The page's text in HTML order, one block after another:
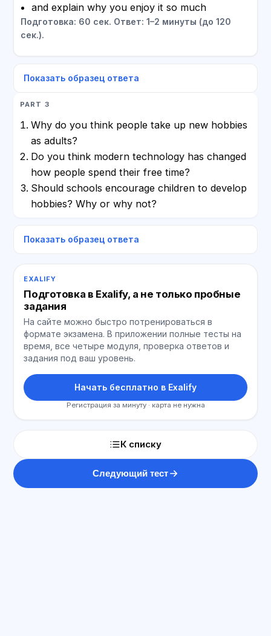
and explain why you enjoy it so much
Подготовка: 60 сек. Ответ: 1–2 минуты (до 120
сек.).
Показать образец ответа
PART 3
Why do you think people take up new hobbies
as adults?
Do you think modern technology has changed
how people spend their free time?
Should schools encourage children to develop
hobbies? Why or why not?
Показать образец ответа
EXALIFY
Подготовка в Exalify, а не только пробные
задания
На сайте можно быстро потренироваться в
формате экзамена. В приложении полные тесты на
время, все четыре модуля, проверка ответов и
задания под ваш уровень.
Начать бесплатно в Exalify
Регистрация за минуту · карта не нужна
К списку
Следующий тест